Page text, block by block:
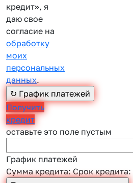
кредит», я
даю свое
согласие на
обработку
моих
персональных
данных.
Получить
кредит
оставьте это поле пустым
График платежей
Сумма кредита:Срок кредита: